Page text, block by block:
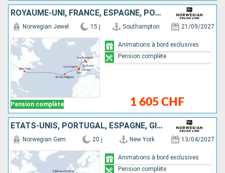
ROYAUME-UNI, FRANCE, ESPAGNE, PORTUGAL, ÉTATS-UNIS
Pension complète
Norwegian Jewel 15 j Southampton 21/09/2027
1 605 CHF
Animations à bord exclusives
Pension complète
ÉTATS-UNIS, PORTUGAL, ESPAGNE, GIBRALTAR, FRANCE, ITALIE, CROATIE
Norwegian Gem 20 j New York 13/04/2027
Animations à bord exclusives
Pension complète